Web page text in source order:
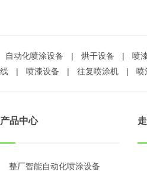
自动化喷涂设备 | 烘干设备 | 喷
线
| 喷漆设备 | 往复喷涂机 | 喷
产品中心
整厂智能自动化喷涂设备